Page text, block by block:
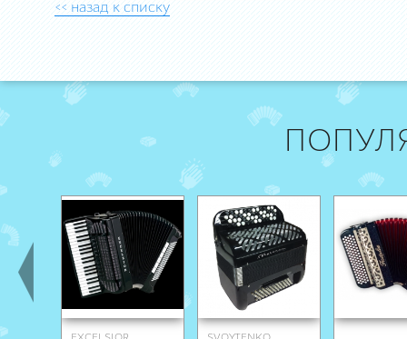
<< назад к списку